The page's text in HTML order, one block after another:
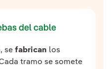
del cable
se fabrican los
tramo se somete